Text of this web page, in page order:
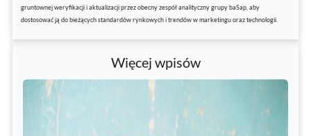
Więcej wpisów
gruntownej weryfikacji i aktualizacji przez obecny zespół analityczny grupy baSap, aby
dostosować ją do bieżących standardów rynkowych i trendów w marketingu oraz technologii.